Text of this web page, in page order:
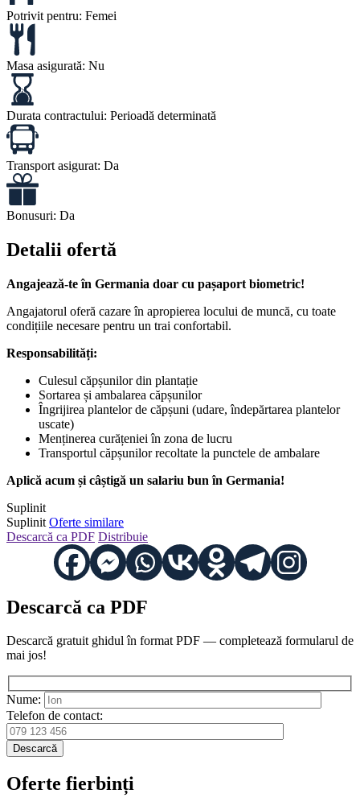
Potrivit pentru: Femei
Masa asigurată: Nu
Durata contractului: Perioadă determinată
Transport asigurat: Da
Bonusuri: Da
Detalii ofertă
Angajează-te în Germania doar cu pașaport biometric!
Angajatorul oferă cazare în apropierea locului de muncă, cu toate
condițiile necesare pentru un trai confortabil.
Responsabilități:
Culesul căpșunilor din plantație
Sortarea și ambalarea căpșunilor
Îngrijirea plantelor de căpșuni (udare, îndepărtarea plantelor
uscate)
Menținerea curățeniei în zona de lucru
Transportul căpșunilor recoltate la punctele de ambalare
Aplică acum și câștigă un salariu bun în Germania!
Suplinit
Suplinit Oferte similare
Descarcă ca PDF Distribuie
Descarcă ca PDF
Descarcă gratuit ghidul în format PDF — completează formularul de
mai jos!
Nume:
Telefon de contact:
Descarcă
Oferte fierbinți